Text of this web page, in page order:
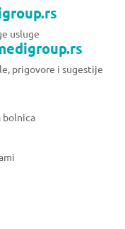
usluge
prigovore i sugestije
bolnica